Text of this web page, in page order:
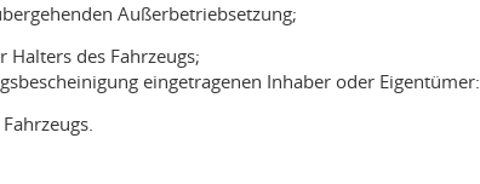
Außerbetriebsetzung;
Halters des Fahrzeugs;
eingetragenen Inhaber oder Eigentümer: